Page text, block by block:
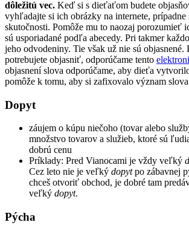
dôležitú vec. Keď si s dieťaťom budete
vyhľadajte si ich obrázky na internete, prípadne
skutočnosti. Pomôže mu to naozaj porozumieť
sú usporiadané podľa abecedy. Pri takmer
jeho odvodeniny. Tie však už nie sú objasnené.
potrebujete objasniť, odporúčame tento
objasnení slova odporúčame, aby dieťa
pomôže k tomu, aby si zafixovalo význam
Dopyt
záujem o kúpu niečoho (tovar alebo
množstvo tovarov a služieb, ktoré sú
dobrú cenu
Príklady: Pred Vianocami je vždy veľký
Cez leto nie je veľký dopytpo zábavnej
chceš otvoriť obchod, je dobré tam
veľký dopyt.
Pýcha